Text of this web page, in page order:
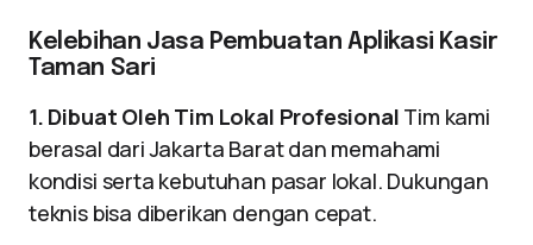
Kelebihan Jasa Pembuatan Aplikasi Kasir
Taman Sari
1. Dibuat Oleh Tim Lokal Profesional Tim kami
berasal dari Jakarta Barat dan memahami
kondisi serta kebutuhan pasar lokal. Dukungan
teknis bisa diberikan dengan cepat.